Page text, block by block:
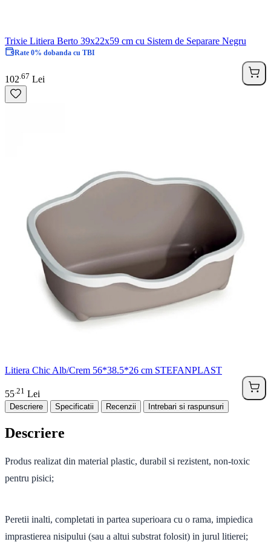
Trixie Litiera Berto 39x22x59 cm cu Sistem de Separare Negru
Rate 0% dobanda cu TBI
102 67 Lei
Litiera Chic Alb/Crem 56*38.5*26 cm STEFANPLAST
55 21 Lei
Descriere Specificatii Recenzii Intrebari si raspunsuri
Descriere
Produs realizat din material plastic, durabil si rezistent, non-toxic
pentru pisici;
Peretii inalti, completati in partea superioara cu o rama, impiedica
imprastierea nisipului (sau a altui substrat folosit) in jurul litierei;